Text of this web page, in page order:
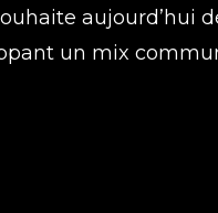
aujourd’hui
un mix